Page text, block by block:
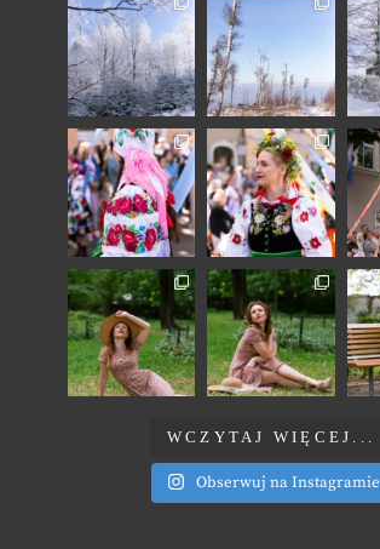
WCZYTAJ WIĘCEJ...
Obserwuj na Instagramie